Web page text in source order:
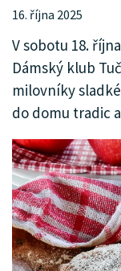
KULTURA
SPOLEČNOST
INZERCE
16. října 2025
V sobotu 18.
Dámský klub
milovníky
do domu tradic